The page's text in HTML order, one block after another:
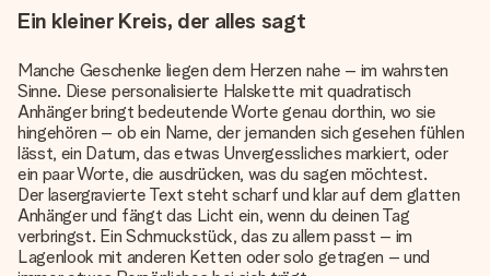
Ein kleiner Kreis, der alles sagt
Manche Geschenke liegen dem Herzen nahe – im wahrsten
Sinne. Diese personalisierte Halskette mit quadratisch
Anhänger bringt bedeutende Worte genau dorthin, wo sie
hingehören – ob ein Name, der jemanden sich gesehen fühlen
lässt, ein Datum, das etwas Unvergessliches markiert, oder
ein paar Worte, die ausdrücken, was du sagen möchtest.
Der lasergravierte Text steht scharf und klar auf dem glatten
Anhänger und fängt das Licht ein, wenn du deinen Tag
verbringst. Ein Schmuckstück, das zu allem passt – im
Lagenlook mit anderen Ketten oder solo getragen – und